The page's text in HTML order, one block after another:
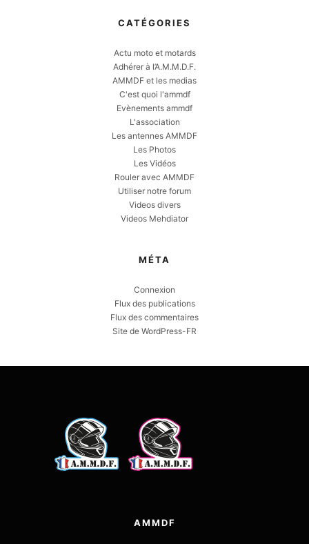
CATÉGORIES
Actu moto et motards
Adhérer à l’A.M.M.D.F.
AMMDF et les medias
C'est quoi l'ammdf
Evènements ammdf
L'association
Les antennes AMMDF
Les Photos
Les Vidéos
Rouler avec AMMDF
Utiliser notre forum
Videos divers
Videos Mehdiator
MÉTA
Connexion
Flux des publications
Flux des commentaires
Site de WordPress-FR
AMMDF